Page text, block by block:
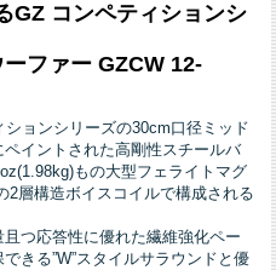
GZ コンペティションシ
ファー GZCW 12-
ョンシリーズの30cm口径ミッド
イントされた高剛性スチールバ
もの大型フェライトマグ
2層構造ボイスコイルで構成される
つ応答性に優れた繊維強化ペー
きる”W”スタイルサラウンドと優